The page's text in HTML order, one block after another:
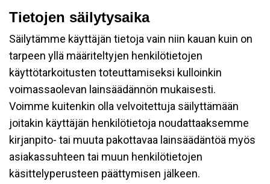
Tietojen säilytysaika
Säilytämme käyttäjän tietoja vain niin kauan kuin on
tarpeen yllä määriteltyjen henkilötietojen
käyttötarkoitusten toteuttamiseksi kulloinkin
voimassaolevan lainsäädännön mukaisesti.
Voimme kuitenkin olla velvoitettuja säilyttämään
joitakin käyttäjän henkilötietoja noudattaaksemme
kirjanpito- tai muuta pakottavaa lainsäädäntöä myös
asiakassuhteen tai muun henkilötietojen
käsittelyperusteen päättymisen jälkeen.